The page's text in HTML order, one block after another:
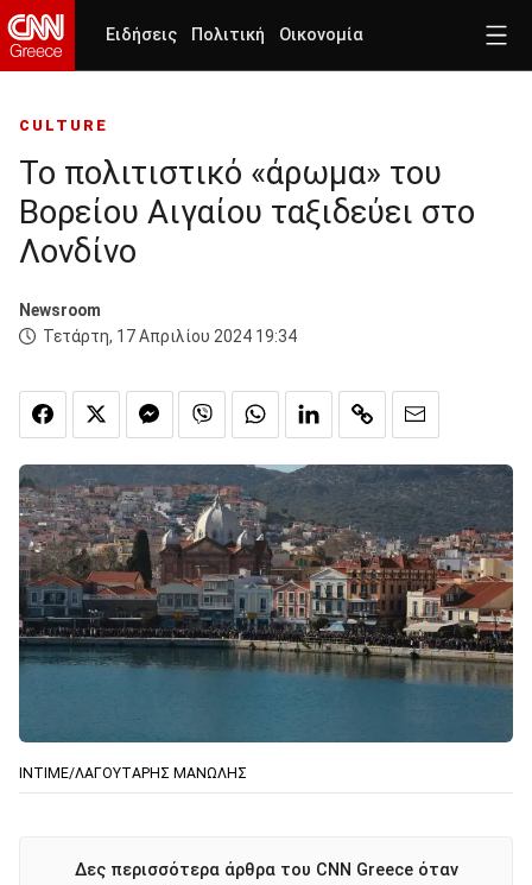
Ειδήσεις Πολιτική Οικονομία
CULTURE
Το πολιτιστικό «άρωμα» του
Βορείου Αιγαίου ταξιδεύει στο
Λονδίνο
Newsroom
Τετάρτη, 17 Απριλίου 2024 19:34
ΙΝΤΙΜΕ/ΛΑΓΟΥΤΑΡΗΣ ΜΑΝΩΛΗΣ
Δες περισσότερα άρθρα του CNN Greece όταν